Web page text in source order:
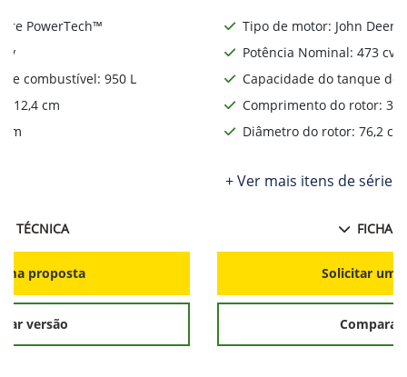
PowerTech™
combustível: 950 L
cm
TÉCNICA
proposta
versão
Tipo de motor: John Deere
Potência Nominal: 473 cv
Capacidade do tanque de
Comprimento do rotor:
Diâmetro do rotor: 76,2 cm
+ Ver mais itens de série
FICHA
Solicitar
Comparar